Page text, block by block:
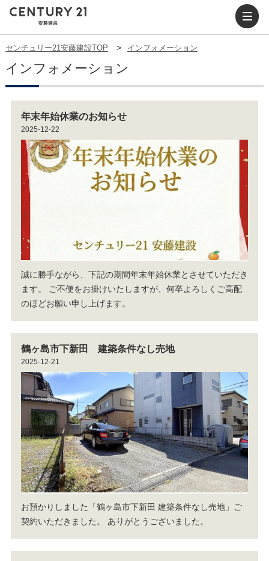
センチュリー21安藤建設TOP インフォメーション
インフォメーション
年末年始休業のお知らせ
2025-12-22
誠に勝手ながら、下記の期間年末年始休業とさせていただき
ます。
ご不便をお掛けいたしますが、何卒よろしくご高配
のほどお願い申し上げます。
鶴ヶ島市下新田 建築条件なし売地
2025-12-21
お預かりしました「鶴ヶ島市下新田 建築条件なし売地」ご
契約いただきました。 ありがとうございました。